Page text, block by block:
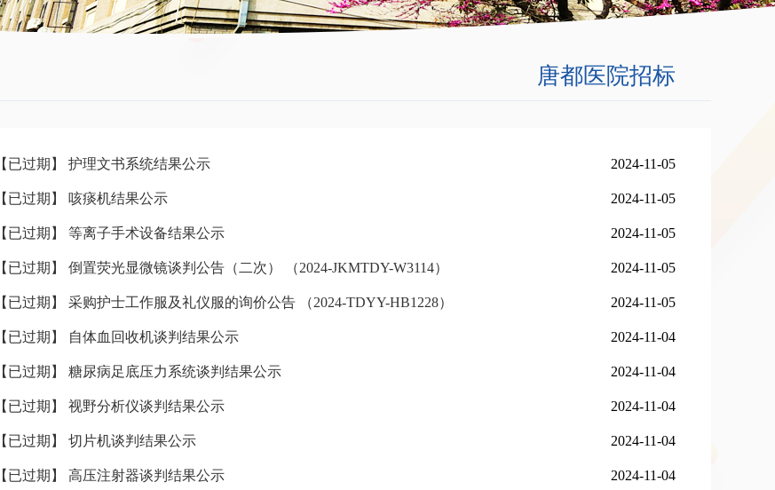
唐都医院招标
【已过期】 护理文书系统结果公示 2024-11-05
【已过期】 咳痰机结果公示 2024-11-05
【已过期】 等离子手术设备结果公示 2024-11-05
【已过期】 倒置荧光显微镜谈判公告（二次） （2024-JKMTDY-W3114） 2024-11-05
【已过期】 采购护士工作服及礼仪服的询价公告 （2024-TDYY-HB1228） 2024-11-05
【已过期】 自体血回收机谈判结果公示 2024-11-04
【已过期】 糖尿病足底压力系统谈判结果公示 2024-11-04
【已过期】 视野分析仪谈判结果公示 2024-11-04
【已过期】 切片机谈判结果公示 2024-11-04
【已过期】 高压注射器谈判结果公示 2024-11-04